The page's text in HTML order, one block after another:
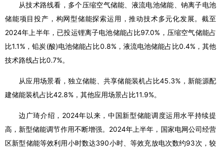
从技术路线看，多个压缩空气储能、液流电池储能、钠离子电池
储能项目投产，构网型储能探索运用，推动技术多元化发展。截至
2024年上半年，已投运锂离子电池储能占比97.0%，压缩空气储能占
比1.1%，铅炭(酸)电池储能占比0.8%，液流电池储能占比0.4%，其他
技术路线占比0.7%。
从应用场景看，独立储能、共享储能装机占比45.3%，新能源配
建储能装机占比42.8%，其他应用场景占比11.9%。
边广琦介绍，2024年以来，中国新型储能调度运用水平持续提
高，新型储能调节作用不断增强。2024年上半年，国家电网公司经营
区新型储能等效利用小时数达390小时、等效充放电次数约93次，较